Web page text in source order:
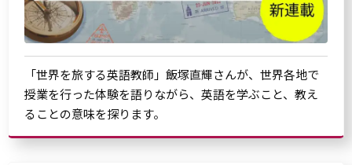
「世界を旅する英語教師」飯塚直輝さんが、世界各地で
授業を行った体験を語りながら、英語を学ぶこと、教え
ることの意味を探ります。